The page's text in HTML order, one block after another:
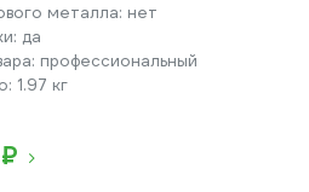
металла: нет
да
профессиональный
1.97 кг